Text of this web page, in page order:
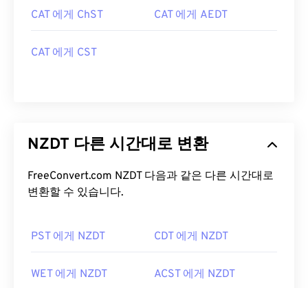
CAT 에게 ChST CAT 에게 AEDT
CAT 에게 CST
NZDT 다른 시간대로 변환
FreeConvert.com NZDT 다음과 같은 다른 시간대로
변환할 수 있습니다.
PST 에게 NZDT CDT 에게 NZDT
WET 에게 NZDT ACST 에게 NZDT